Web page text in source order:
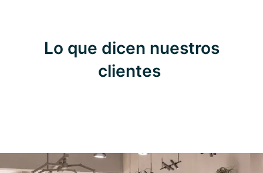
Lo que dicen nuestros
clientes